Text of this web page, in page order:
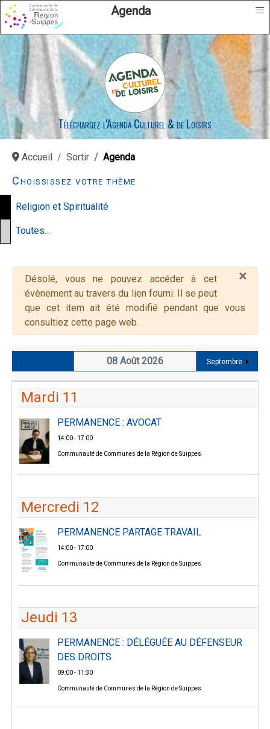
Agenda ≡
Téléchargez l'Agenda Culturel & de Loisirs
Accueil Sortir Agenda
Choississez votre thème
Religion et Spiritualité
Toutes…
×
Alerte
Désolé, vous ne pouvez accéder à cet
évènement au travers du lien fourni. Il se peut
que cet item ait été modifié pendant que vous
consultiez cette page web.
08 Août 2026 Septembre
Mardi 11
PERMANENCE : AVOCAT
14:00 - 17:00
Communauté de Communes de la Région de Suippes
Mercredi 12
PERMANENCE PARTAGE TRAVAIL
14:00 - 17:00
Communauté de Communes de la Région de Suippes
Jeudi 13
PERMANENCE : DÉLÉGUÉE AU DÉFENSEUR
DES DROITS
09:00 - 11:30
Communauté de Communes de la Région de Suippes